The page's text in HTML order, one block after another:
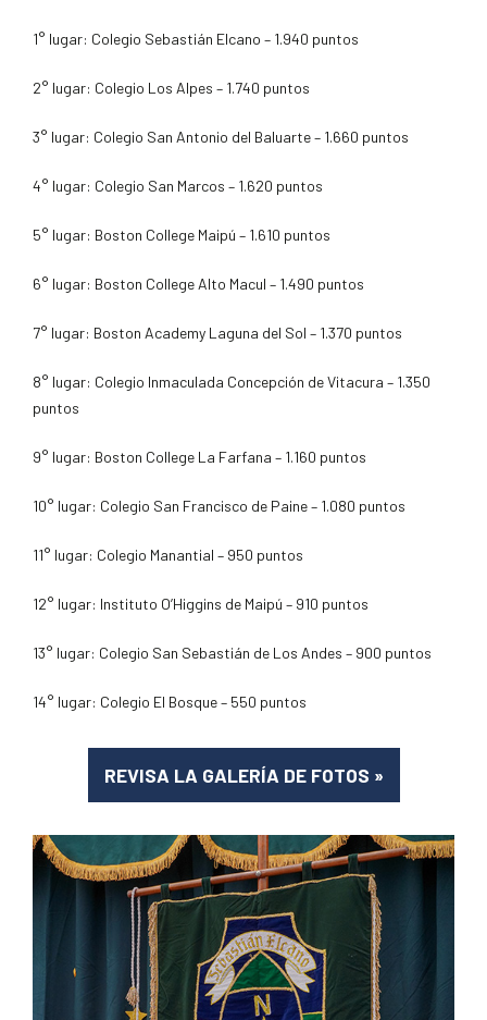
1° lugar: Colegio Sebastián Elcano – 1.940 puntos
2° lugar: Colegio Los Alpes – 1.740 puntos
3° lugar: Colegio San Antonio del Baluarte – 1.660 puntos
4° lugar: Colegio San Marcos – 1.620 puntos
5° lugar: Boston College Maipú – 1.610 puntos
6° lugar: Boston College Alto Macul – 1.490 puntos
7° lugar: Boston Academy Laguna del Sol – 1.370 puntos
8° lugar: Colegio Inmaculada Concepción de Vitacura – 1.350
puntos
9° lugar: Boston College La Farfana – 1.160 puntos
10° lugar: Colegio San Francisco de Paine – 1.080 puntos
11° lugar: Colegio Manantial – 950 puntos
12° lugar: Instituto O’Higgins de Maipú – 910 puntos
13° lugar: Colegio San Sebastián de Los Andes – 900 puntos
14° lugar: Colegio El Bosque – 550 puntos
REVISA LA GALERÍA DE FOTOS »